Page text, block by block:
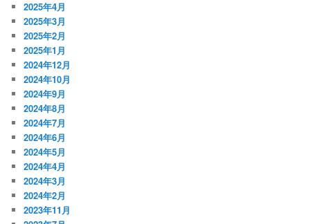
2025年4月
2025年3月
2025年2月
2025年1月
2024年12月
2024年10月
2024年9月
2024年8月
2024年7月
2024年6月
2024年5月
2024年4月
2024年3月
2024年2月
2023年11月